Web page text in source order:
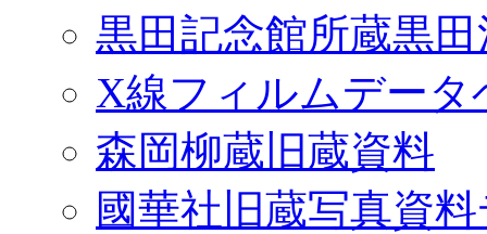
黒田記念館所蔵黒
X線フィルムデータ
森岡柳蔵旧蔵資料
國華社旧蔵写真資